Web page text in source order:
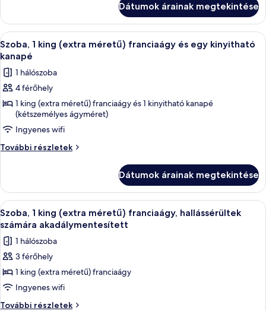
(extra
méretű)
franciaágy,
fürdőkád
méretű)
franciaágy,
fürdőkád
további
részletei
Dátumok árainak megtekintése
A
következő
szoba
összes
képének
megtekintése:
Szoba,
1
king
franciaágy
és
egy
kinyitható
kanapé
Egy szállodai szoba, amelyben egy
9
Szoba, 1 king (extra méretű) franciaágy és egy kinyitható
kanapé
1 hálószoba
4 férőhely
1 king (extra méretű) franciaágy és 1 kinyitható kanapé
(kétszemélyes ágyméret)
Ingyenes wifi
További részletek
Szoba,
méretű)
franciaágy
és
egy
kanapé
további
Dátumok árainak megtekintése
A
következő
szoba
összes
képének
megtekintése:
Szoba,
1
Egy szállodai szoba, amelyben egy
9
Szoba, 1 king (extra méretű) franciaágy, hallássérültek
számára akadálymentesített
1 hálószoba
3 férőhely
1 king (extra méretű) franciaágy
Ingyenes wifi
További részletek
Szoba,